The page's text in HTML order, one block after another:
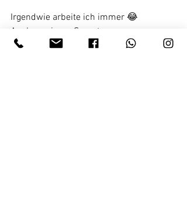
Irgendwie arbeite ich immer 😂
Auch an einem Samstagmorgen.
Aber genau diese Art von „Arbeit“ fühlt